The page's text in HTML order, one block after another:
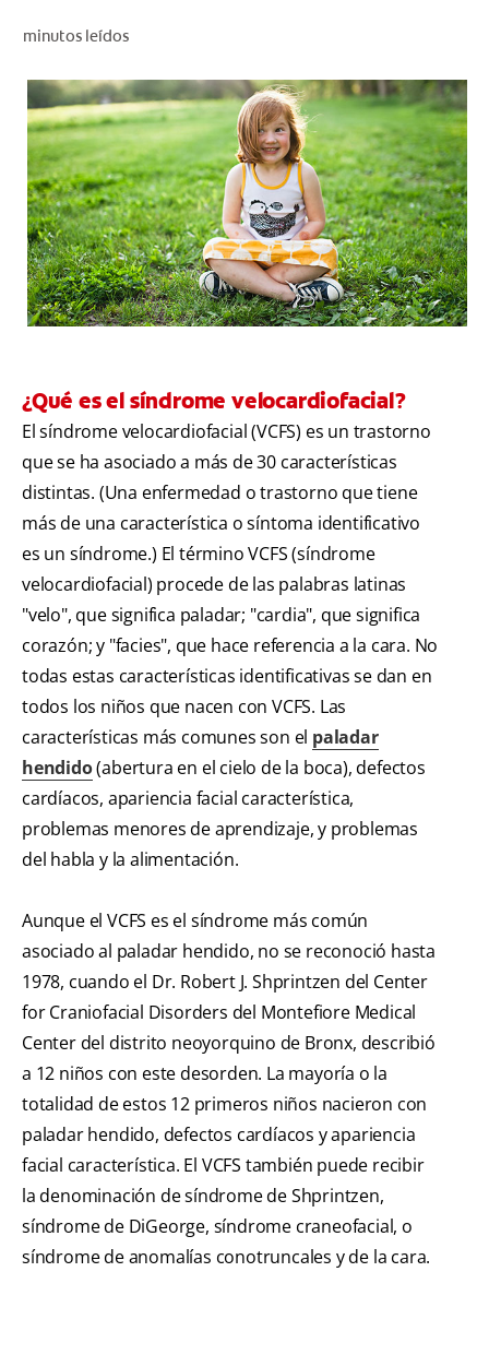
PARA PROFESIONALES
AR (ES)
SUSCRIBITE
minutos leídos
¿Qué es el síndrome velocardiofacial?
El síndrome velocardiofacial (VCFS) es un trastorno
que se ha asociado a más de 30 características
distintas. (Una enfermedad o trastorno que tiene
más de una característica o síntoma identificativo
es un síndrome.) El término VCFS (síndrome
velocardiofacial) procede de las palabras latinas
"velo", que significa paladar; "cardia", que significa
corazón; y "facies", que hace referencia a la cara. No
todas estas características identificativas se dan en
todos los niños que nacen con VCFS. Las
características más comunes son el paladar
hendido(abertura en el cielo de la boca), defectos
cardíacos, apariencia facial característica,
problemas menores de aprendizaje, y problemas
del habla y la alimentación.
Aunque el VCFS es el síndrome más común
asociado al paladar hendido, no se reconoció hasta
1978, cuando el Dr. Robert J. Shprintzen del Center
for Craniofacial Disorders del Montefiore Medical
Center del distrito neoyorquino de Bronx, describió
a 12 niños con este desorden. La mayoría o la
totalidad de estos 12 primeros niños nacieron con
paladar hendido, defectos cardíacos y apariencia
facial característica. El VCFS también puede recibir
la denominación de síndrome de Shprintzen,
síndrome de DiGeorge, síndrome craneofacial, o
síndrome de anomalías conotruncales y de la cara.